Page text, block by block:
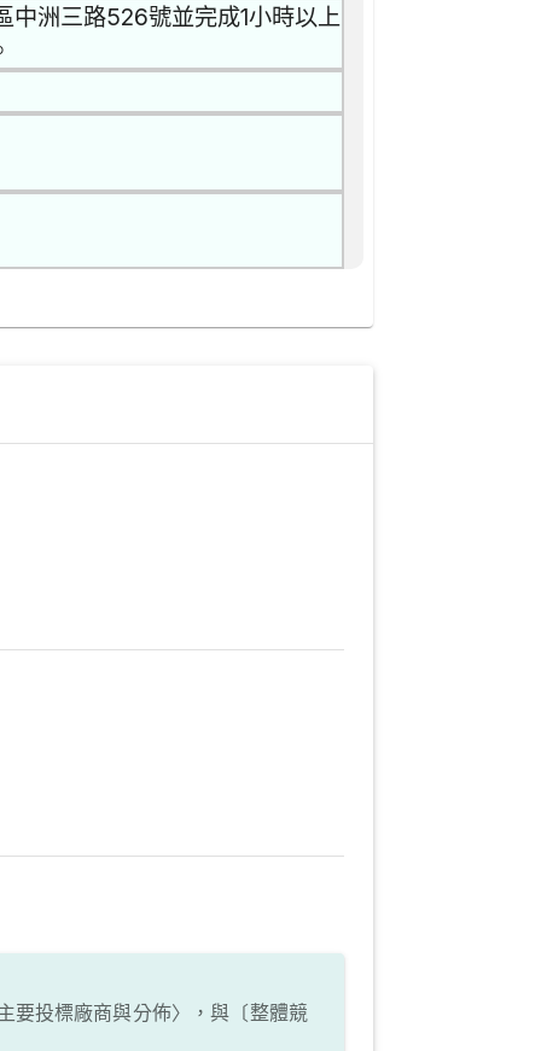
洲三路526號並完成1小時以上
要投標廠商與分佈〉，與〔整體競